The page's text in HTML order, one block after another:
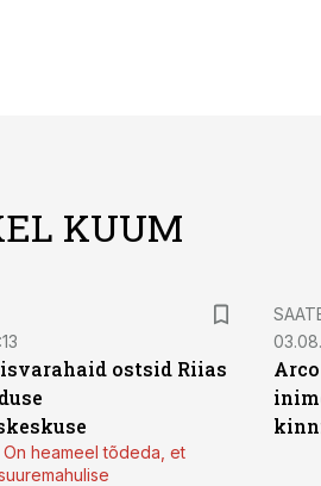
KUUM
ostsid Riias
On heameel tõdeda, et